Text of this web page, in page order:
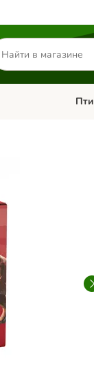
Кошки